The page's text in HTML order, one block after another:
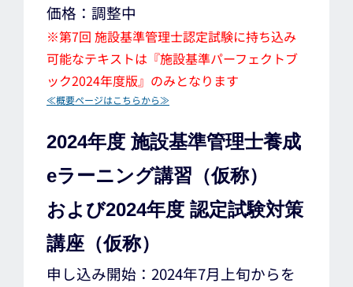
価格：調整中
※第7回 施設基準管理士認定試験に持ち込み
可能なテキストは『施設基準パーフェクトブ
ック2024年度版』のみとなります
≪概要ページはこちらから≫
2024年度 施設基準管理士養成
eラーニング講習（仮称）
および2024年度 認定試験対策
講座（仮称）
申し込み開始：2024年7月上旬からを